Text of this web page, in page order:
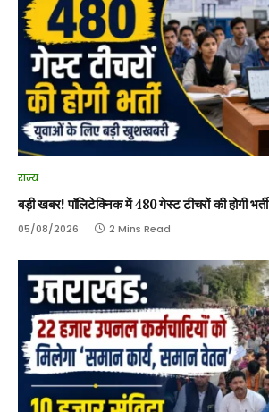
राज्य
बड़ी खबर! पॉलिटेक्निक में 480 गेस्ट टीचरों की होगी भर्ती
05/08/2026 2 Mins Read